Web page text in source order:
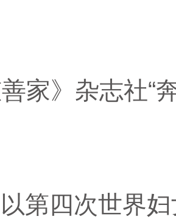
善家》杂志社“
第四次世界